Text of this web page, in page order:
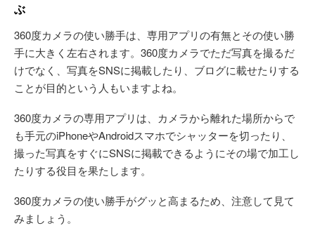
ぶ
360度カメラの使い勝手は、専用アプリの有無とその使い勝
手に大きく左右されます。360度カメラでただ写真を撮るだ
けでなく、写真をSNSに掲載したり、ブログに載せたりする
ことが目的という人もいますよね。
360度カメラの専用アプリは、カメラから離れた場所からで
も手元のiPhoneやAndroidスマホでシャッターを切ったり、
撮った写真をすぐにSNSに掲載できるようにその場で加工し
たりする役目を果たします。
360度カメラの使い勝手がグッと高まるため、注意して見て
みましょう。